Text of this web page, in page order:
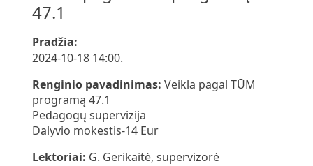
47.1
Pradžia:
2024-10-18 14:00.
Renginio pavadinimas: Veikla pagal TŪM
programą 47.1
Pedagogų supervizija
Dalyvio mokestis-14 Eur
Lektoriai: G. Gerikaitė, supervizorė